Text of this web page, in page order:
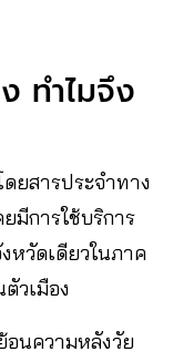
ทำไมจึง
ยสารประจำทาง
มีการใช้บริการ
หวัดเดียวในภาค
วเมือง
อนความหลังวัย